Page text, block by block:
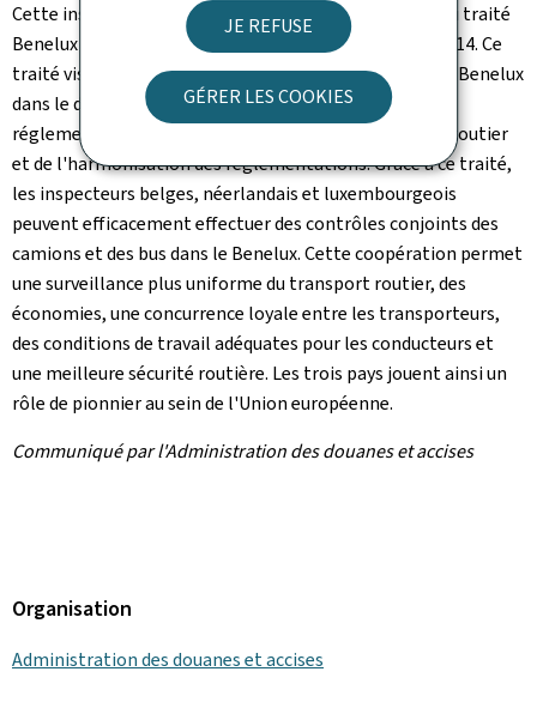
JE REFUSE
GÉRER LES COOKIES
Cette inspection conjointe s'est tenue dans le cadre du traité
Benelux de Liège signé par les trois pays en octobre 2014. Ce
traité vise à renforcer la coopération entre les pays du Benelux
dans le domaine du contrôle et de l'application des
réglementations européennes relatives au transport routier
et de l'harmonisation des réglementations. Grâce à ce traité,
les inspecteurs belges, néerlandais et luxembourgeois
peuvent efficacement effectuer des contrôles conjoints des
camions et des bus dans le Benelux. Cette coopération permet
une surveillance plus uniforme du transport routier, des
économies, une concurrence loyale entre les transporteurs,
des conditions de travail adéquates pour les conducteurs et
une meilleure sécurité routière. Les trois pays jouent ainsi un
rôle de pionnier au sein de l'Union européenne.
Communiqué par l'Administration des douanes et accises
Organisation
Administration des douanes et accises